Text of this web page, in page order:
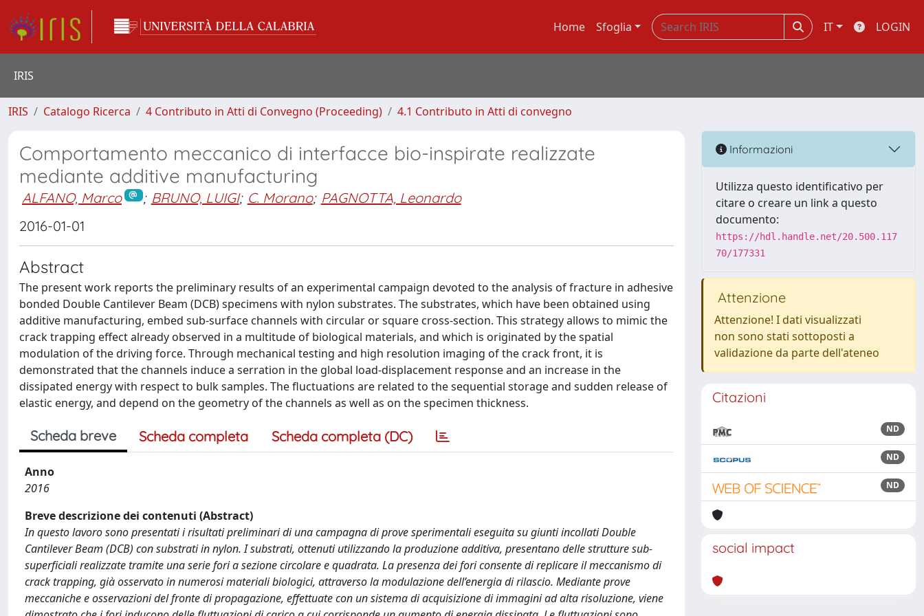
Home Sfoglia IT LOGIN
IRIS
IRIS Catalogo Ricerca 4 Contributo in Atti di Convegno (Proceeding) 4.1 Contributo in Atti di convegno
Comportamento meccanico di interfacce bio-inspirate realizzate
mediante additive manufacturing
ALFANO, Marco ; BRUNO, LUIGI; C. Morano; PAGNOTTA, Leonardo
2016-01-01
Abstract
The present work reports the preliminary results of an experimental campaign devoted to the analysis of fracture in adhesive
bonded Double Cantilever Beam (DCB) specimens with nylon substrates. The substrates, which have been obtained using
additive manufacturing, embed sub-surface channels with circular or square cross-section. This strategy allows to mimic the
crack trapping effect already observed in a multitude of biological materials, and which is originated by the spatial
modulation of the driving force. Through mechanical testing and high resolution imaging of the crack front, it is
demonstrated that the channels induce a serration in the global load-displacement response and an increase in the
dissipated energy with respect to bulk samples. The fluctuations are related to the sequential storage and sudden release of
elastic energy, and depend on the geometry of the channels as well as on the specimen thickness.
Scheda breve Scheda completa Scheda completa (DC)
Anno
2016
Breve descrizione dei contenuti (Abstract)
In questo lavoro sono presentati i risultati preliminari di una campagna di prove sperimentali eseguita su giunti incollati Double
Cantilever Beam (DCB) con substrati in nylon. I substrati, ottenuti utilizzando la produzione additiva, presentano delle strutture sub-
superficiali realizzate tramite una serie fori a sezione circolare e quadrata. La presenza dei fori consente di replicare il meccanismo di
crack trapping, già osservato in numerosi materiali biologici, attraverso la modulazione dell’energia di rilascio. Mediante prove
meccaniche e osservazioni del fronte di propagazione, effettuate con un sistema di acquisizione di immagini ad alta risoluzione, viene
Informazioni
Utilizza questo identificativo per
citare o creare un link a questo
documento:
https://hdl.handle.net/20.500.117
70/177331
Attenzione
Attenzione! I dati visualizzati
non sono stati sottoposti a
validazione da parte dell'ateneo
Citazioni
ND
ND
ND
social impact